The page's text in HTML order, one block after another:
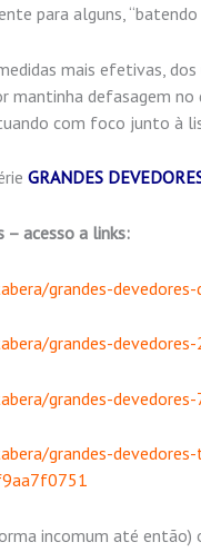
para alguns,
mais efetivas,
mantinha defasagem
com foco junto à
GRANDES
– acesso a links:
grandes-
grandes-
grandes-
grandes-
incomum até então)